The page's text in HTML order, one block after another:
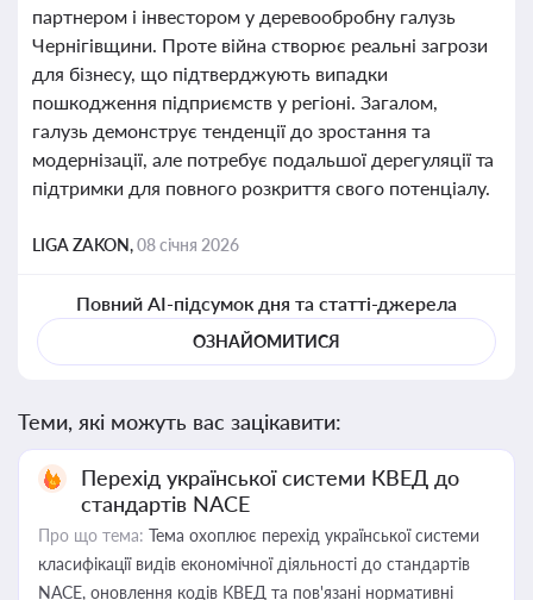
партнером і інвестором у деревообробну галузь
Чернігівщини. Проте війна створює реальні загрози
для бізнесу, що підтверджують випадки
пошкодження підприємств у регіоні. Загалом,
галузь демонструє тенденції до зростання та
модернізації, але потребує подальшої дерегуляції та
підтримки для повного розкриття свого потенціалу.
LIGA ZAKON,08 січня 2026
Повний AI-підсумок дня та статті-джерела
ОЗНАЙОМИТИСЯ
Теми, які можуть вас зацікавити:
Перехід української системи КВЕД до
стандартів NACE
Про що тема: Тема охоплює перехід української системи
класифікації видів економічної діяльності до стандартів
NACE, оновлення кодів КВЕД та пов'язані нормативні